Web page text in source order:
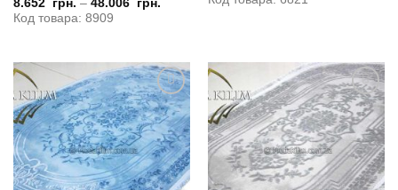
8.652 грн. – 48.006 грн.
Код товара: 8909
составляла
Добавить
в
избранное
Добавить
в
избранное